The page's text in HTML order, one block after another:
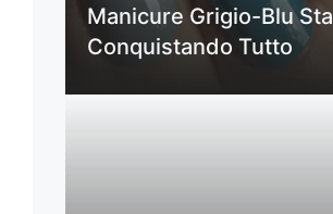
Manicure Grigio-Blu Sta
Conquistando Tutto